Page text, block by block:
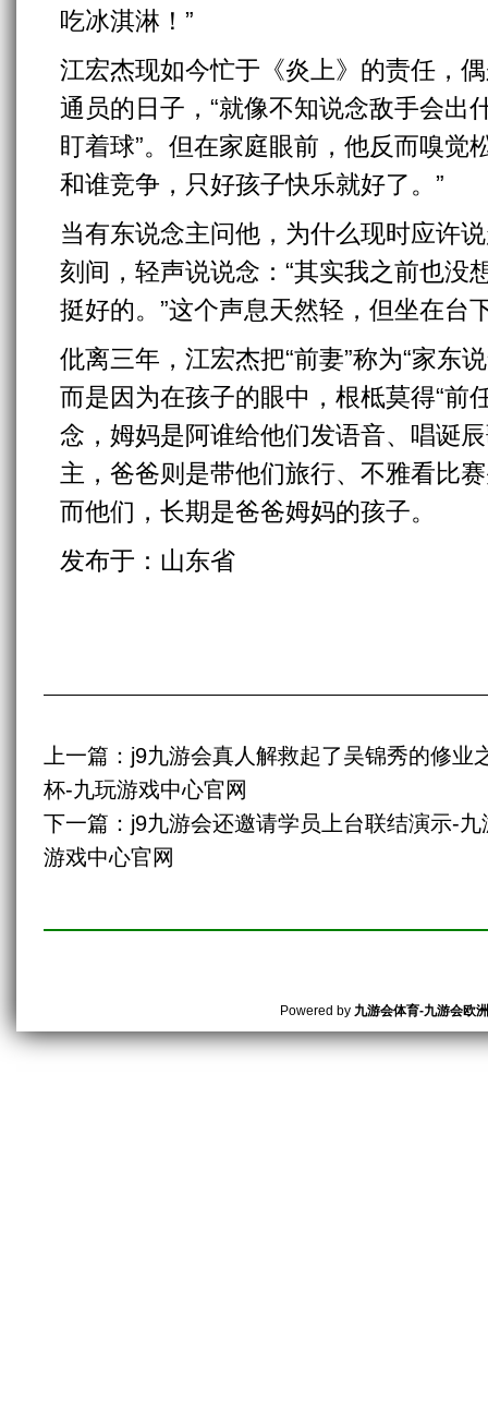
吃冰淇淋！”
江宏杰现如今忙于《炎上》的责任，
通员的日子，“就像不知说念敌手会出
盯着球”。但在家庭眼前，他反而嗅觉
和谁竞争，只好孩子快乐就好了。”
当有东说念主问他，为什么现时应许
刻间，轻声说说念：“其实我之前也
挺好的。”这个声息天然轻，但坐在台
仳离三年，江宏杰把“前妻”称为“家东
而是因为在孩子的眼中，根柢莫得“
念，姆妈是阿谁给他们发语音、唱诞
主，爸爸则是带他们旅行、不雅看比
而他们，长期是爸爸姆妈的孩子。
发布于：山东省
上一篇： j9九游会真人解救起了吴锦秀的修业
杯-九玩游戏中心官网
下一篇： j9九游会还邀请学员上台联结演示-
游戏中心官网
Powered by 九游会体育-九游会欧